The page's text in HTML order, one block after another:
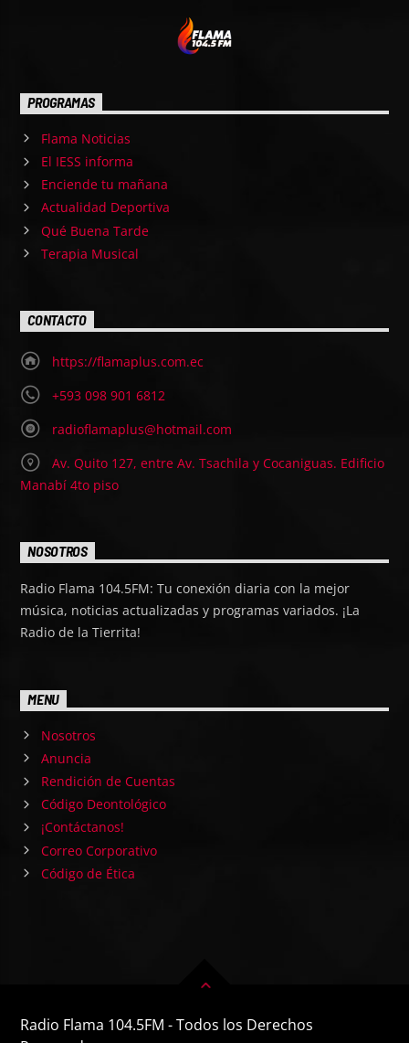
PROGRAMAS
Flama Noticias
El IESS informa
Enciende tu mañana
Actualidad Deportiva
Qué Buena Tarde
Terapia Musical
CONTACTO
https://flamaplus.com.ec
+593 098 901 6812
radioflamaplus@hotmail.com
Av. Quito 127, entre Av. Tsachila y Cocaniguas. Edificio
Manabí 4to piso
NOSOTROS
Radio Flama 104.5FM: Tu conexión diaria con la mejor
música, noticias actualizadas y programas variados. ¡La
Radio de la Tierrita!
MENU
Nosotros
Anuncia
Rendición de Cuentas
Código Deontológico
¡Contáctanos!
Correo Corporativo
Código de Ética
Radio Flama 104.5FM - Todos los Derechos